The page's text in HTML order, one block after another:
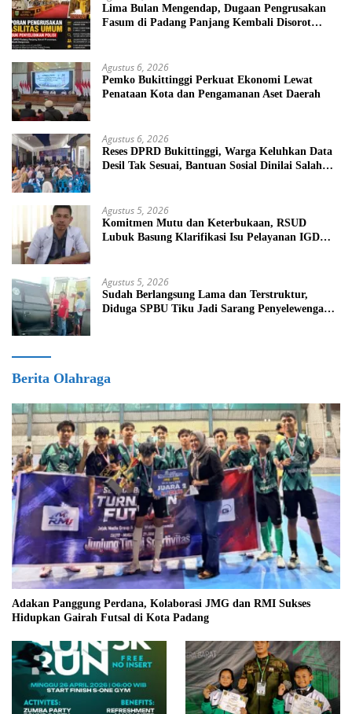
Lima Bulan Mengendap, Dugaan Pengrusakan
Fasum di Padang Panjang Kembali Disorot
Agustus 6, 2026
Pemko Bukittinggi Perkuat Ekonomi Lewat
Penataan Kota dan Pengamanan Aset Daerah
Agustus 6, 2026
Reses DPRD Bukittinggi, Warga Keluhkan Data
Desil Tak Sesuai, Bantuan Sosial Dinilai Salah
Agustus 5, 2026
Komitmen Mutu dan Keterbukaan, RSUD
Lubuk Basung Klarifikasi Isu Pelayanan IGD
Agustus 5, 2026
Sudah Berlangsung Lama dan Terstruktur,
Diduga SPBU Tiku Jadi Sarang Penyelewengan
Berita Olahraga
Adakan Panggung Perdana, Kolaborasi JMG dan RMI Sukses
Hidupkan Gairah Futsal di Kota Padang